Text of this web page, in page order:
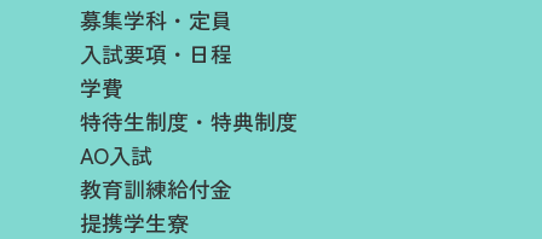
募集学科・定員
入試要項・日程​
学費​
特待生制度・特典制度
AO入試
教育訓練給付金
提携学生寮